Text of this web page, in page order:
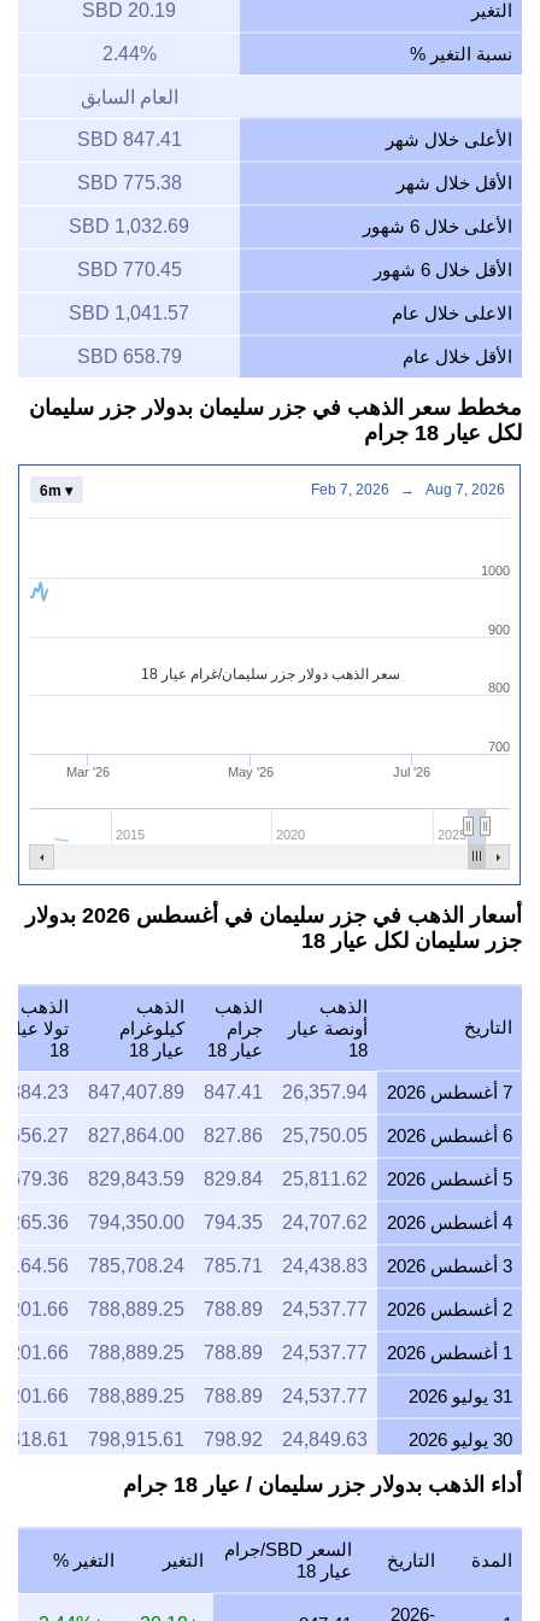
التغير 20.19 SBD
نسبة التغير % 2.44%
العام السابق
الأعلى خلال شهر 847.41 SBD
الأقل خلال شهر 775.38 SBD
الأعلى خلال 6 شهور 1,032.69 SBD
الأقل خلال 6 شهور 770.45 SBD
الاعلى خلال عام 1,041.57 SBD
الأقل خلال عام 658.79 SBD
مخطط سعر الذهب في جزر سليمان بدولار جزر سليمان
لكل عيار 18 جرام
سعر الذهب دولار جزر سليمان/غرام عيار 18
Mar '26 May '26 Jul '26
2015 2020 2025
800
900
1000
700
6m ▾ Feb 7, 2026 → Aug 7, 2026
أسعار الذهب في جزر سليمان في أغسطس 2026 بدولار
جزر سليمان لكل عيار 18
التاريخ
الذهب
أونصة عيار
18
الذهب
جرام
عيار 18
الذهب
كيلوغرام
عيار 18
الذهب
تولا عيار
18
7 أغسطس 2026 26,357.94
847.41
847,407.89
6 أغسطس 2026 25,750.05
827.86
827,864.00
5 أغسطس 2026 25,811.62
829.84
829,843.59
4 أغسطس 2026 24,707.62
794.35
794,350.00
3 أغسطس 2026 24,438.83
785.71
785,708.24
2 أغسطس 2026 24,537.77
788.89
788,889.25
1 أغسطس 2026 24,537.77
788.89
788,889.25
31 يوليو 2026 24,537.77
788.89
788,889.25
30 يوليو 2026 24,849.63
798.92
798,915.61
29 يوليو 2026 24,537.77
788.89
788,889.25
28 يوليو 2026 24,389.05
784.11
784,108.07
27 يوليو 2026 24,738.08
795,329.16
26 يوليو 2026 24,537.77
788,889.25
أداء الذهب بدولار جزر سليمان / عيار 18 جرام
المدة التاريخ
السعر SBD/جرام
عيار 18
التغير التغير %
2026-